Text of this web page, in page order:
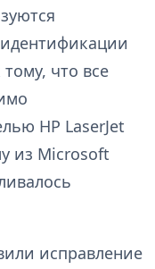
что все
HP LaserJet
из Microsoft
исправление